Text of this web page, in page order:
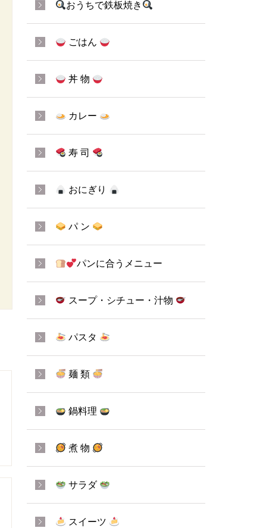
おうちで鉄板焼き
ごはん
丼 物
カレー
寿 司
おにぎり
パ ン
パンに合うメニュー
スープ・シチュー・汁物
パスタ
麺 類
鍋料理
煮 物
サラダ
スイーツ